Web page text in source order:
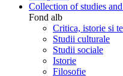
Collection of studies and
Fond alb
Critica, istorie si
Studii culturale
Studii sociale
Istorie
Filosofie